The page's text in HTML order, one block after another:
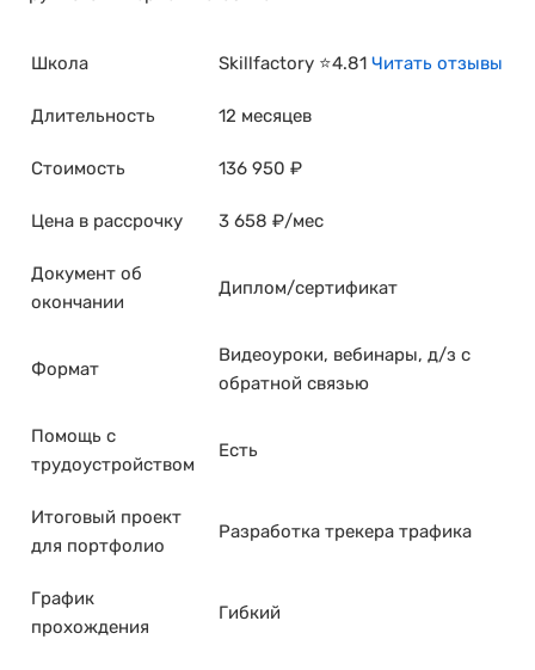
Школа Skillfactory ⭐4.81 Читать отзывы
Длительность 12 месяцев
Стоимость 136 950 ₽
Цена в рассрочку 3 658 ₽/мес
Документ об
окончании
Диплом/сертификат
Формат
Видеоуроки, вебинары, д/з с
обратной связью
Помощь с
трудоустройством
Есть
Итоговый проект
для портфолио
Разработка трекера трафика
График
прохождения
Гибкий